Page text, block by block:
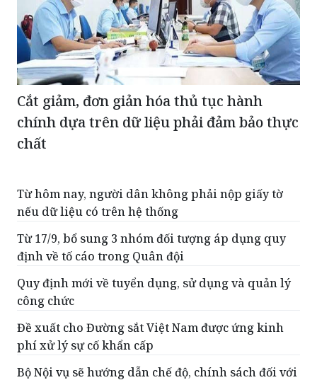
Cắt giảm, đơn giản hóa thủ tục hành
chính dựa trên dữ liệu phải đảm bảo thực
chất
Từ 17/9, bổ sung 3 nhóm đối tượng áp dụng quy
định về tố cáo trong Quân đội
Quy định mới về tuyển dụng, sử dụng và quản lý
công chức
Đề xuất cho Đường sắt Việt Nam được ứng kinh
phí xử lý sự cố khẩn cấp
Bộ Nội vụ sẽ hướng dẫn chế độ, chính sách đối với
giáo viên và viên chức sau sắp xếp trường học